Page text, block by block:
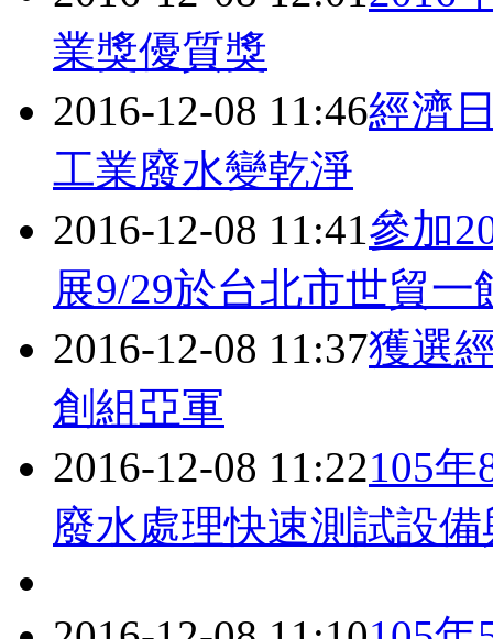
業獎優質獎
2016-12-08 11:46經濟
工業廢水變乾淨
2016-12-08 11:41 參加
展9/29於台北市世貿
2016-12-08 11:37獲選
創組亞軍
2016-12-08 11:22105
廢水處理快速測試設